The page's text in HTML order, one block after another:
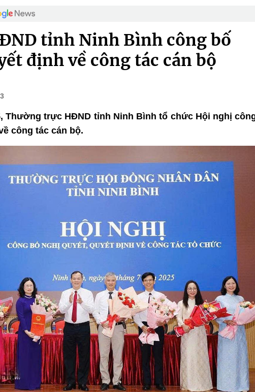
tỉnh Ninh Bình công bố
định về công tác cán bộ
Thường trực HĐND tỉnh Ninh Bình tổ chức Hội nghị
công tác cán bộ.